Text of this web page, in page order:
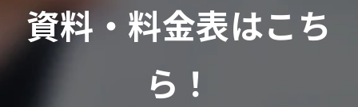
資料・料金表はこち
ら！